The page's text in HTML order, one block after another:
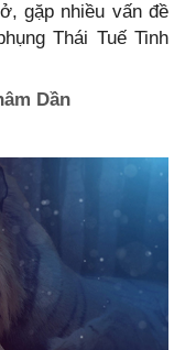
gặp nhiều vấn đề
Thái Tuế Tinh
Dần